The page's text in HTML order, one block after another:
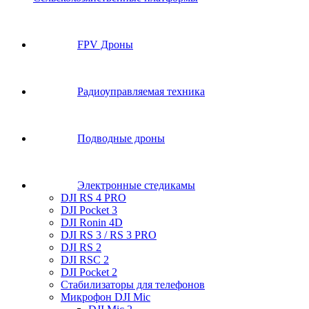
FPV Дроны
Радиоуправляемая техника
Подводные дроны
Электронные стедикамы
DJI RS 4 PRO
DJI Pocket 3
DJI Ronin 4D
DJI RS 3 / RS 3 PRO
DJI RS 2
DJI RSC 2
DJI Pocket 2
Стабилизаторы для телефонов
Микрофон DJI Mic